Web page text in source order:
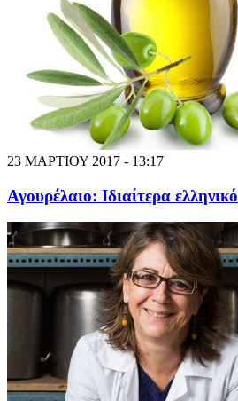
23 ΜΑΡΤΙΟΥ 2017 - 13:17
Αγουρέλαιο: Ιδιαίτερα ελληνικό